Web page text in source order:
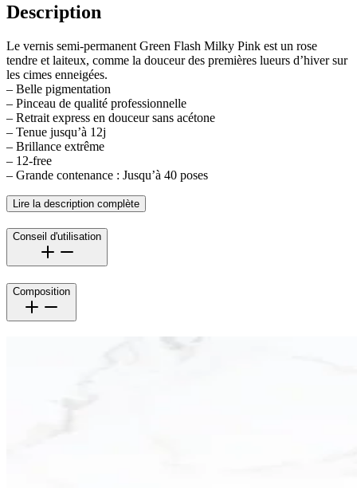
Description
Le vernis semi-permanent Green Flash Milky Pink est un rose
tendre et laiteux, comme la douceur des premières lueurs d’hiver sur
les cimes enneigées.
– Belle pigmentation
– Pinceau de qualité professionnelle
– Retrait express en douceur sans acétone
– Tenue jusqu’à 12j
– Brillance extrême
– 12-free
– Grande contenance : Jusqu’à 40 poses
Lire la description complète
Conseil d'utilisation
Composition